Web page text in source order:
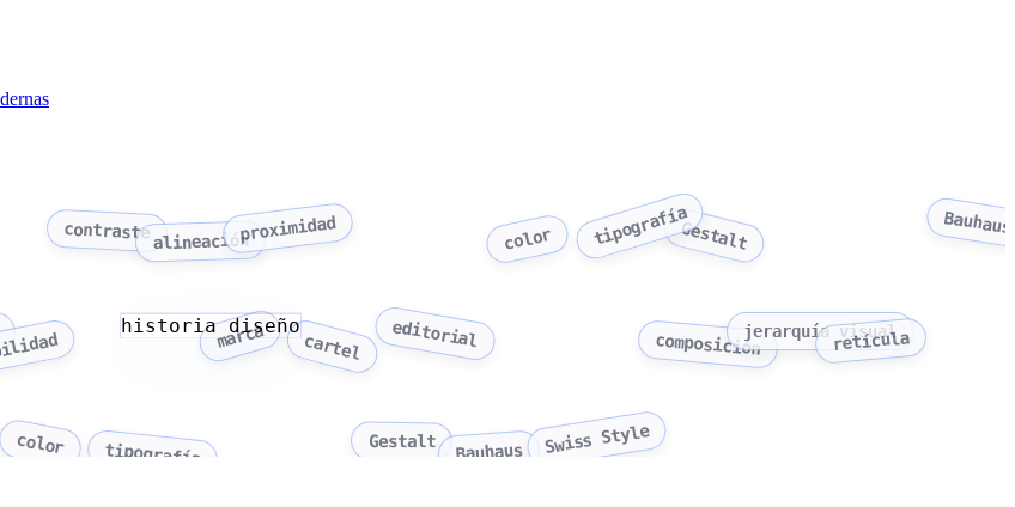
contrastealineaciónproximidad color tipografíaGestalt Bauhaus
marca cartel editorial composiciónjerarquía visual
retícula
color tipografía Gestalt Bauhaus Swiss Style
historia diseño